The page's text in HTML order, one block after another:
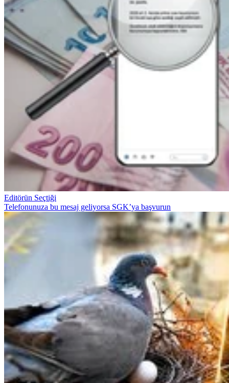
Editörün Seçtiği
Telefonunuza bu mesaj geliyorsa SGK’ya başvurun